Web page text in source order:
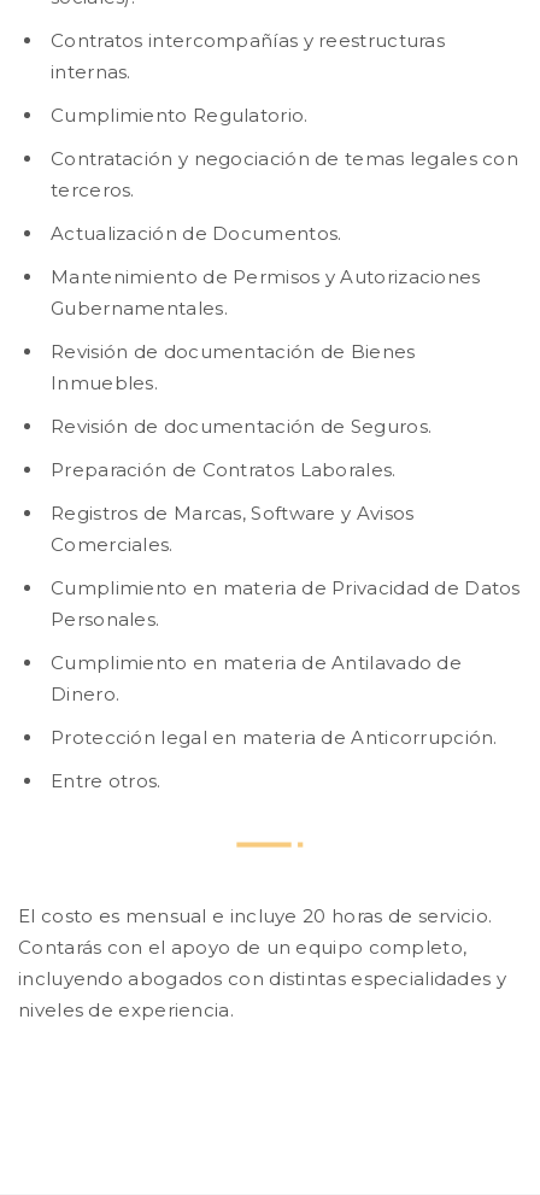
Contratos intercompañías y reestructuras
internas.
Cumplimiento Regulatorio.
Contratación y negociación de temas legales con
terceros.
Actualización de Documentos.
Mantenimiento de Permisos y Autorizaciones
Gubernamentales.
Revisión de documentación de Bienes
Inmuebles.
Revisión de documentación de Seguros.
Preparación de Contratos Laborales.
Registros de Marcas, Software y Avisos
Comerciales.
Cumplimiento en materia de Privacidad de Datos
Personales.
Cumplimiento en materia de Antilavado de
Dinero.
Protección legal en materia de Anticorrupción.
Entre otros.
El costo es mensual e incluye 20 horas de servicio.
Contarás con el apoyo de un equipo completo,
incluyendo abogados con distintas especialidades y
niveles de experiencia.